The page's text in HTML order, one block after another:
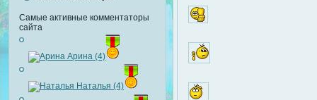
Самые активные комментаторы
сайта
Арина (4)
Наталья (4)